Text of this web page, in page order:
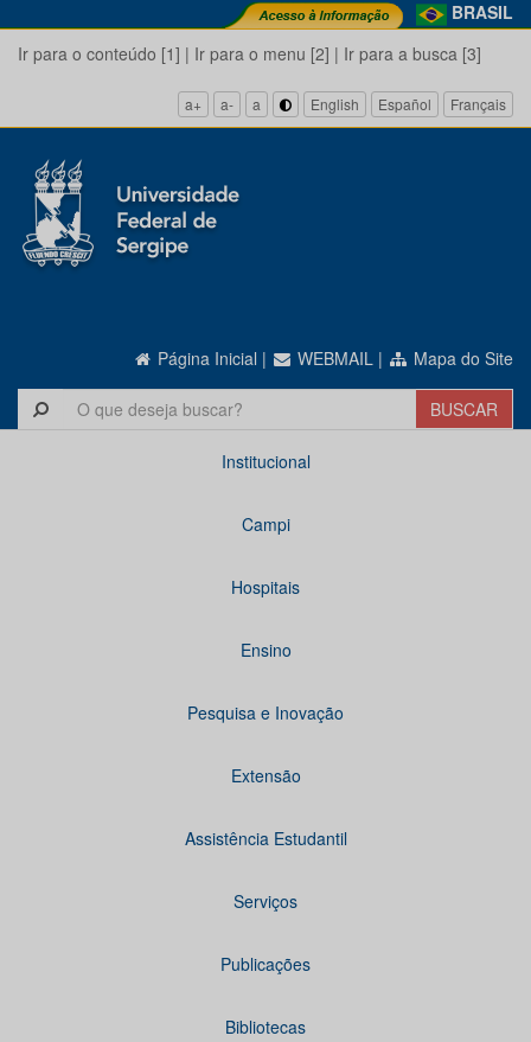
BRASIL
Ir para o conteúdo [1] | Ir para o menu [2] | Ir para a busca [3]
a+ a- a English Español Français
Página Inicial | WEBMAIL | Mapa do Site
Institucional
Campi
Hospitais
Ensino
Pesquisa e Inovação
Extensão
Assistência Estudantil
Serviços
Publicações
Bibliotecas